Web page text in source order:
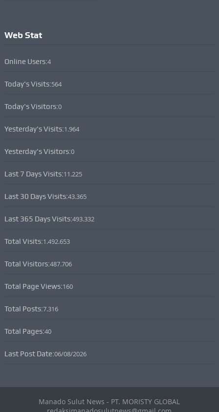
Web Stat
Online Users:4
Today's Visits:564
Today's Visitors:0
Yesterday's Visits:1.964
Yesterday's Visitors:0
Last 7 Days Visits:11.225
Last 30 Days Visits:43.365
Last 365 Days Visits:493.332
Total Visits:1.492.653
Total Visitors:487.706
Total Page Views:160
Total Posts:7.316
Total Pages:40
Last Post Date:06/08/2026
Manado Sulut News - PT. MORISTY GLOBAL